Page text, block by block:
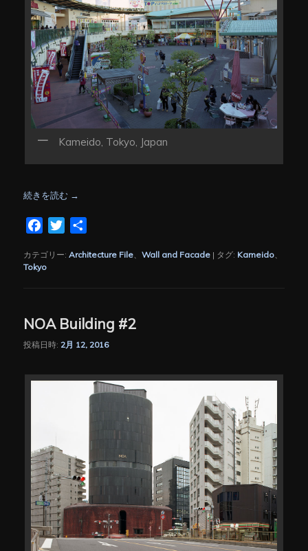
Kameido, Tokyo, Japan
続きを読む →
FacebookTwitter
カテゴリー: Architecture File 、Wall and Facade | タグ: Kameido
Tokyo
NOA Building #2
投稿日時: 2月 12, 2016